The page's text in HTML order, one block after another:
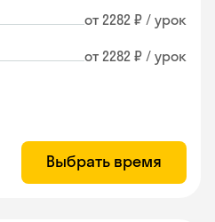
от 2282 ₽ / урок
от 2282 ₽ / урок
Выбрать время